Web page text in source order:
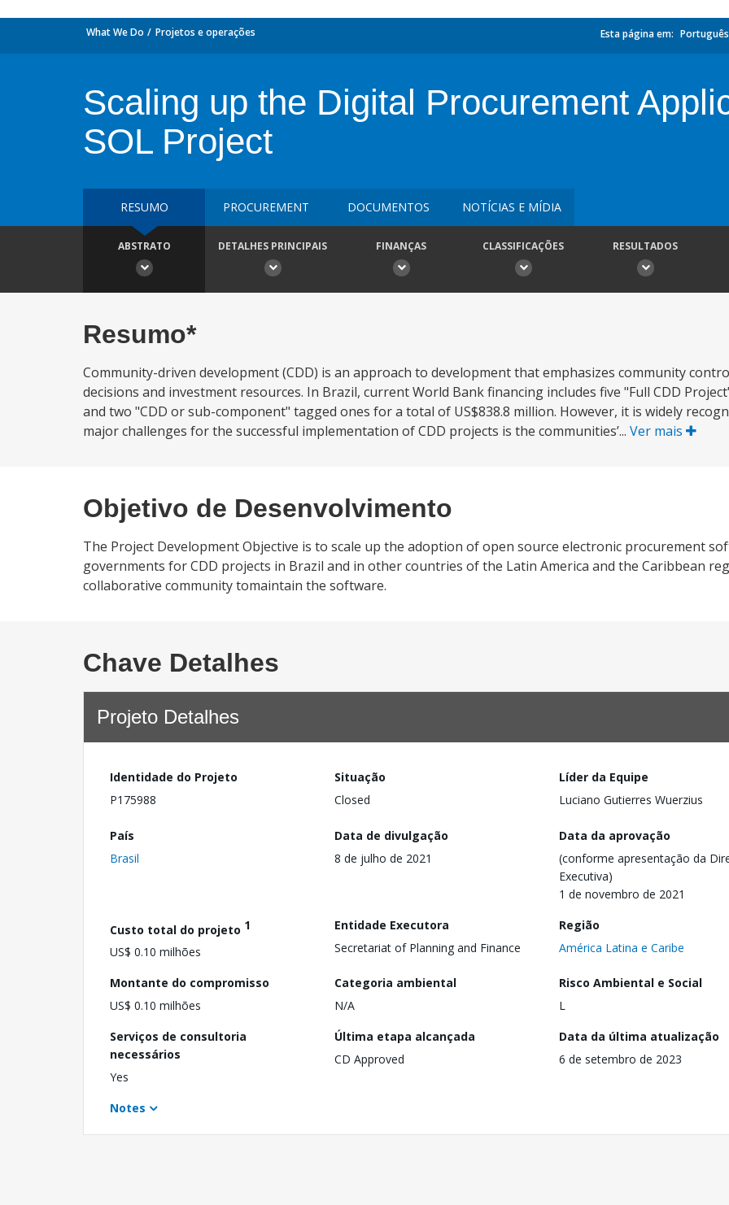
What We Do Projetos e operações Esta página em: Português
Scaling up the Digital Procurement
SOL Project
RESUMO PROCUREMENT DOCUMENTOS NOTÍCIAS E MÍDIA
ABSTRATO DETALHES PRINCIPAIS FINANÇAS CLASSIFICAÇÕES RESULTADOS
Resumo*
Community-driven development (CDD) is an approach to development that emphasizes community
decisions and investment resources. In Brazil, current World Bank financing includes five "Full CDD
and two "CDD or sub-component" tagged ones for a total of US$838.8 million. However, it is widely
major challenges for the successful implementation of CDD projects is the communities’... Ver mais
Objetivo de Desenvolvimento
The Project Development Objective is to scale up the adoption of open source electronic procurement
governments for CDD projects in Brazil and in other countries of the Latin America and the Caribbean
collaborative community tomaintain the software.
Chave Detalhes
Projeto Detalhes
Identidade do Projeto
P175988
Situação
Closed
Líder da Equipe
Luciano Gutierres Wuerzius
País
Brasil
Data de divulgação
8 de julho de 2021
Data da aprovação
(conforme apresentação da
Executiva)
1 de novembro de 2021
Custo total do projeto 1
US$ 0.10 milhões
Entidade Executora
Secretariat of Planning and Finance
Região
América Latina e Caribe
Montante do compromisso
US$ 0.10 milhões
Categoria ambiental
N/A
Risco Ambiental e Social
L
Serviços de consultoria
necessários
Yes
Última etapa alcançada
CD Approved
Data da última atualização
6 de setembro de 2023
Notes